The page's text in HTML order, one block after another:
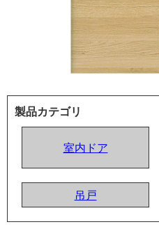
製品カテゴリ
室内ドア
吊戸